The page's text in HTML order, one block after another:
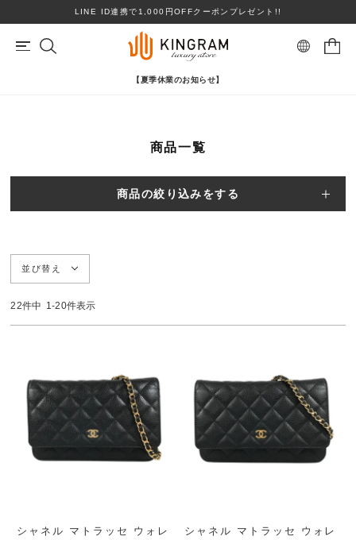
LINE ID連携で1,000円OFFクーポンプレゼント!!
ブランドを選ぶ
価格帯 ～
PRICE DOWN
TOPICS
MEMBERS
ABOUT US
SHOPLIST
【夏季休業のお知らせ】
商品一覧
商品の絞り込みをする
並び替え
22件中 1-20件表示
シャネル マトラッセ ウォレ
シャネル マトラッセ ウォレ